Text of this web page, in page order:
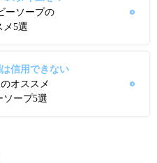
ーソープの
メ5選
信用できない
オススメ
ソープ5選